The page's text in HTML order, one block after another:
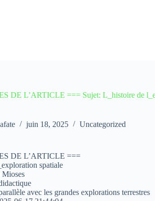
DE L’ARTICLE === Sujet: L_histoire de
juin 18, 2025 Uncategorized
DE L’ARTICLE ===
spatiale
Mioses
avec les grandes explorations terrestres